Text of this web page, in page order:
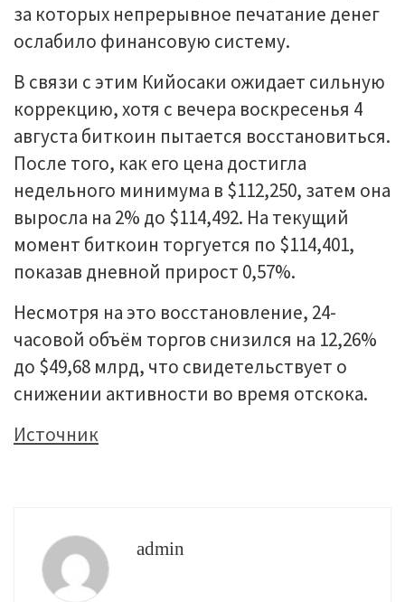
за которых непрерывное печатание денег
ослабило финансовую систему.
В связи с этим Кийосаки ожидает сильную
коррекцию, хотя с вечера воскресенья 4
августа биткоин пытается восстановиться.
После того, как его цена достигла
недельного минимума в $112,250, затем она
выросла на 2% до $114,492. На текущий
момент биткоин торгуется по $114,401,
показав дневной прирост 0,57%.
Несмотря на это восстановление, 24-
часовой объём торгов снизился на 12,26%
до $49,68 млрд, что свидетельствует о
снижении активности во время отскока.
Источник
admin